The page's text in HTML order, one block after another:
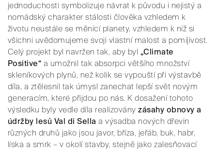
jednoduchosti symbolizuje návrat k původu i nejistý a
nomádský charakter stálosti člověka vzhledem k
životu neustále se měnící planety, vzhledem k níž si
všichni uvědomujeme svoji vlastní malost a pomíjivost.
Celý projekt byl navržen tak, aby byl „Climate
Positive“ a umožnil tak absorpci většího množství
skleníkových plynů, než kolik se vypouští při výstavbě
díla, a ztělesnil tak úmysl zanechat lepší svět novým
generacím, které přijdou po nás. K dosažení tohoto
výsledku byly vedle díla realizoványzásahy obnovy a
údržby lesů Val di Sella a výsadba nových dřevin
různých druhů jako jsou javor, bříza, jeřáb, buk, habr,
líska a smrk – v okolí stavby, stejně jako zalesňovací